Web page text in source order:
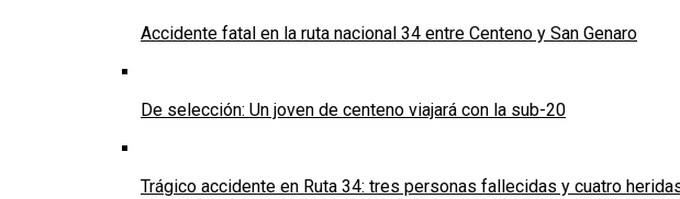
Accidente fatal en la ruta nacional 34 entre Centeno y San Genaro
De selección: Un joven de centeno viajará con la sub-20
Trágico accidente en Ruta 34: tres personas fallecidas y cuatro